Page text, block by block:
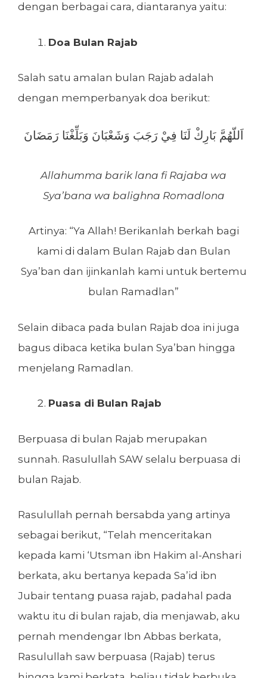
dengan berbagai cara, diantaranya yaitu:
Doa Bulan Rajab
Salah satu amalan bulan Rajab adalah
dengan memperbanyak doa berikut:
اَللّهُمَّ بَارِكْ لَنَا فِيْ رَجَبَ وَشَعْبَانَ وَبَلِّغْنَا رَمَضَانَ
Allahumma barik lana fi Rajaba wa
Sya’bana wa balighna Romadlona
Artinya: “Ya Allah! Berikanlah berkah bagi
kami di dalam Bulan Rajab dan Bulan
Sya’ban dan ijinkanlah kami untuk bertemu
bulan Ramadlan”
Selain dibaca pada bulan Rajab doa ini juga
bagus dibaca ketika bulan Sya’ban hingga
menjelang Ramadlan.
Puasa di Bulan Rajab
Berpuasa di bulan Rajab merupakan
sunnah. Rasulullah SAW selalu berpuasa di
bulan Rajab.
Rasulullah pernah bersabda yang artinya
sebagai berikut, “Telah menceritakan
kepada kami ‘Utsman ibn Hakim al-Anshari
berkata, aku bertanya kepada Sa’id ibn
Jubair tentang puasa rajab, padahal pada
waktu itu di bulan rajab, dia menjawab, aku
pernah mendengar Ibn Abbas berkata,
Rasulullah saw berpuasa (Rajab) terus